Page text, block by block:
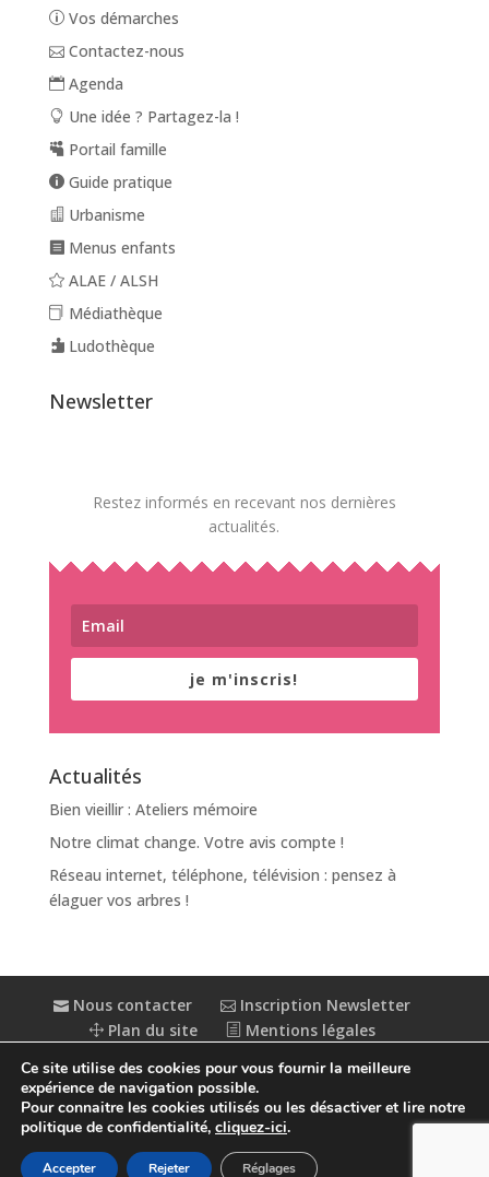
Vos démarches
Contactez-nous
Agenda
Une idée ? Partagez-la !
Portail famille
Guide pratique
Urbanisme
Menus enfants
ALAE / ALSH
Médiathèque
Ludothèque
Newsletter
Restez informés en recevant nos dernières
actualités.
je m'inscris!
Actualités
Bien vieillir : Ateliers mémoire
Notre climat change. Votre avis compte !
Réseau internet, téléphone, télévision : pensez à
élaguer vos arbres !
Nous contacter
Inscription Newsletter
Plan du site
Mentions légales
Accessibilité : partiellement conforme
Ce site utilise des cookies pour vous fournir la meilleure
expérience de navigation possible.
Pour connaitre les cookies utilisés ou les désactiver et lire notre
politique de confidentialité, cliquez-ici.
Accepter Rejeter Réglages